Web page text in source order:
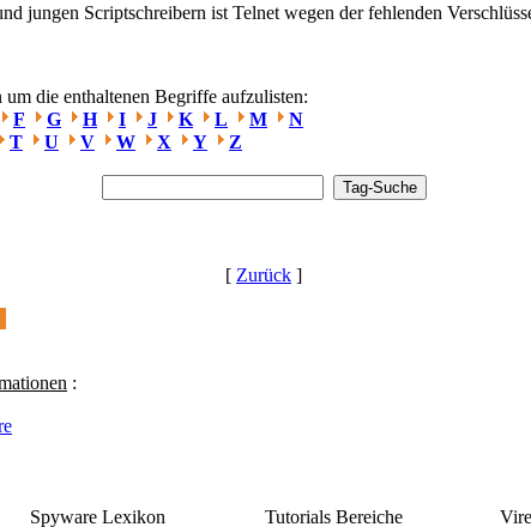
jungen Scriptschreibern ist Telnet wegen der fehlenden
um die enthaltenen Begriffe aufzulisten:
F G H I J K L M
N
T U V W X Y Z
[ Zurück ]
:
Spyware Lexikon Tutorials Bereiche